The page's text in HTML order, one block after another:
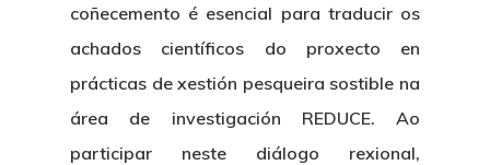
coñecemento é esencial para traducir os
achados científicos do proxecto en
prácticas de xestión pesqueira sostible na
área de investigación REDUCE. Ao
participar neste diálogo rexional,
Nós
Organización
Novidades